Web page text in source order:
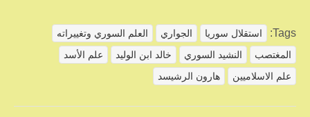
c
e
b
tt
er
ail
ar
e
Tags: استقلال سوريا الجواري
العلم السوري وتغييراته
المغتصب
النشيد السوري خالد ابن الوليد
علم الأسد
علم الاسلاميين
هارون الرشيسد